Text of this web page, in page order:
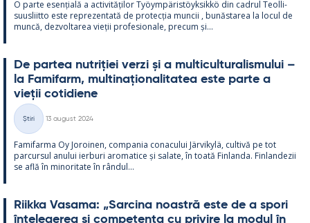
O parte esențială a ac­ti­vități­lor Työym­pä­ris­töyk­sikkö din cadrul Teol­li­
suus­liitto este reprezen­tată de pro­tecția muncii , bunăs­ta­rea la locul de
muncă, dez­vol­ta­rea vieții pro­fe­sio­nale, precum și...
De par­tea nut­riției verzi și a mul­ticul­tu­ra­lis­mu­lui –
la Fa­mi­farm, mul­ti­națio­na­li­ta­tea este parte a
vieții co­ti­diene
Categorii
Știri
13 august 2024
Fa­mi­farma Oy Jo­roi­nen, com­pa­nia co­nacu­lui Jär­vi­kylä, cul­tivă pe tot
parcur­sul anu­lui ier­buri aro­ma­tice și sa­late, în toată Fin­landa. Fin­lan­dezii
se află în mi­no­ri­tate în rân­dul...
Riikka Va­sama: „Sarcina noa­stră este de a spori
înțe­le­ge­rea și com­pe­tența cu pri­vire la mo­dul în